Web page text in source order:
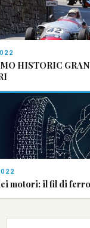
HISTORIC
motori: il fil di